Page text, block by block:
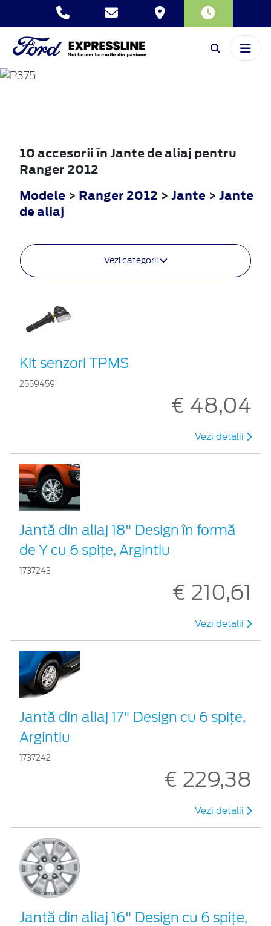
RANGER
10 accesorii în Jante de aliaj pentru
Ranger 2012
Modele > Ranger 2012 > Jante > Jante
de aliaj
Vezi categorii
Kit senzori TPMS
2559459
€ 48,04
Vezi detalii
Jantă din aliaj 18" Design în formă
de Y cu 6 spiţe, Argintiu
1737243
€ 210,61
Vezi detalii
Jantă din aliaj 17" Design cu 6 spiţe,
Argintiu
1737242
€ 229,38
Vezi detalii
Jantă din aliaj 16" Design cu 6 spiţe,